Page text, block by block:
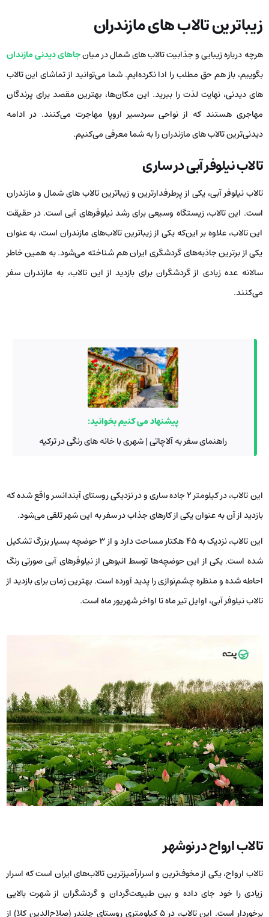
زیباترین تالاب های مازندران
هرچه درباره زیبایی و جذابیت تالاب های شمال در میانجاهای دیدنی مازندان
بگوییم، باز هم حق مطلب را ادا نکرده‌ایم. شما می‌توانید از تماشای این تالاب
های دیدنی، نهایت لذت را ببرید. این مکان‌ها، بهترین مقصد برای پرندگان
مهاجری هستند که از نواحی سردسیر اروپا مهاجرت می‌کنند. در ادامه
دیدنی‌ترین تالاب‌ های مازندران را به شما معرفی می‌کنیم.
تالاب نیلوفر آبیدر ساری
تالاب نیلوفر آبی، یکی از پرطرفدارترین و زیباترین تالاب های شمال و مازندران
است. این تالاب، زیستگاه وسیعی برای رشد نیلوفرهای آبی است. در حقیقت
این تالاب، علاوه بر این‌که یکی از زیباترین تالاب‌های مازندران است، به عنوان
یکی از برترین جاذبه‌های گردشگری ایران هم شناخته می‌شود. به همین خاطر
سالانه عده زیادی از گردشگران برای بازدید از این تالاب، به مازندران سفر
می‌کنند.
پیشنهاد می کنیم بخوانید:
راهنمای سفر به آلاچاتی | شهری با خانه های رنگی در ترکیه
این تالاب، در کیلومتر 2 جاده ساری و در نزدیکی روستای آبندانسر واقع شده که
بازدید از آن به عنوان یکی از کارهای جذاب در سفر به این شهر تلقی می‌شود.
این تالاب، نزدیک به 45 هکتار مساحت دارد و از 3 حوضچه بسیار بزرگ تشکیل
شده است. یکی از این حوضچه‌ها توسط انبوهی از نیلوفرهای آبی صورتی رنگ
احاطه شده و منظره چشم‌نوازی را پدید آورده است. بهترین زمان برای بازدید از
تالاب نیلوفر آبی، اوایل تیر ماه تا اواخر شهریور ماه است.
تالاب ارواح در نوشهر
تالاب ارواح، یکی از مخوف‌ترین و اسرارآمیزترین تالاب‌های ایران است که اسرار
زیادی را خود جای داده و بین طبیعت‌گردان و گردشگران از شهرت بالایی
برخوردار است. این تالاب، در 5 کیلومتری روستای چلندر (صلاح‌الدین کلا) از